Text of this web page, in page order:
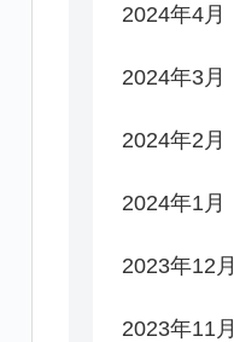
2024年4月
2024年3月
2024年2月
2024年1月
2023年12月
2023年11月